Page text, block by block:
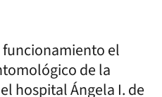
funcionamiento el
de la
hospital Ángela I. de